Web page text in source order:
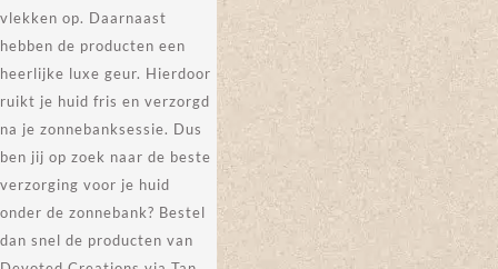
vlekken op. Daarnaast
hebben de producten een
heerlijke luxe geur. Hierdoor
ruikt je huid fris en verzorgd
na je zonnebanksessie. Dus
ben jij op zoek naar de beste
verzorging voor je huid
onder de zonnebank? Bestel
dan snel de producten van